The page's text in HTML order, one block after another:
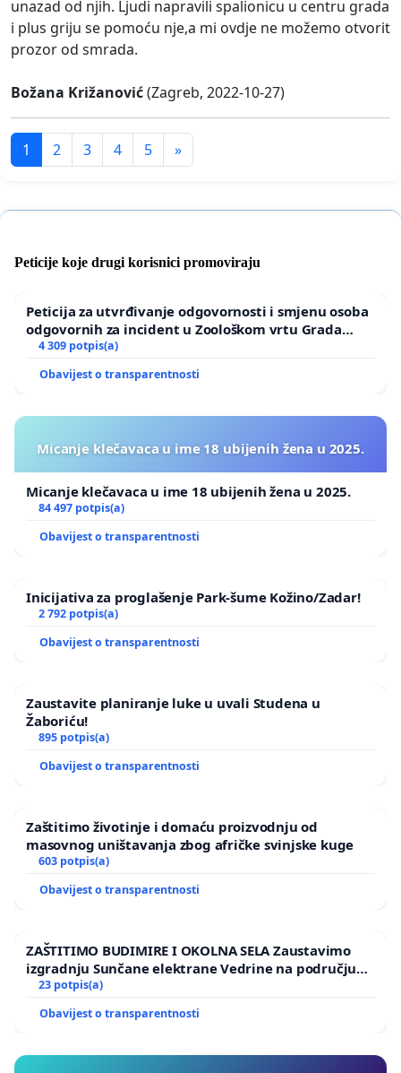
unazad od njih. Ljudi napravili spalionicu u centru grada
i plus griju se pomoću nje,a mi ovdje ne možemo otvorit
prozor od smrada.
Božana Križanović(Zagreb, 2022-10-27)
1 2 3 4 5 »
Peticije koje drugi korisnici promoviraju
Peticija za utvrđivanje odgovornosti i smjenu osoba
odgovornih za incident u Zoološkom vrtu Grada
Zagreba
4 309 potpis(a)
Obavijest o transparentnosti
Micanje klečavaca u ime 18 ubijenih žena u 2025.
Micanje klečavaca u ime 18 ubijenih žena u 2025.
84 497 potpis(a)
Obavijest o transparentnosti
Inicijativa za proglašenje Park-šume Kožino/Zadar!
2 792 potpis(a)
Obavijest o transparentnosti
Zaustavite planiranje luke u uvali Studena u
Žaboriću!
895 potpis(a)
Obavijest o transparentnosti
Zaštitimo životinje i domaću proizvodnju od
masovnog uništavanja zbog afričke svinjske kuge
603 potpis(a)
Obavijest o transparentnosti
ZAŠTITIMO BUDIMIRE I OKOLNA SELA Zaustavimo
izgradnju Sunčane elektrane Vedrine na području
Ugljana
23 potpis(a)
Obavijest o transparentnosti